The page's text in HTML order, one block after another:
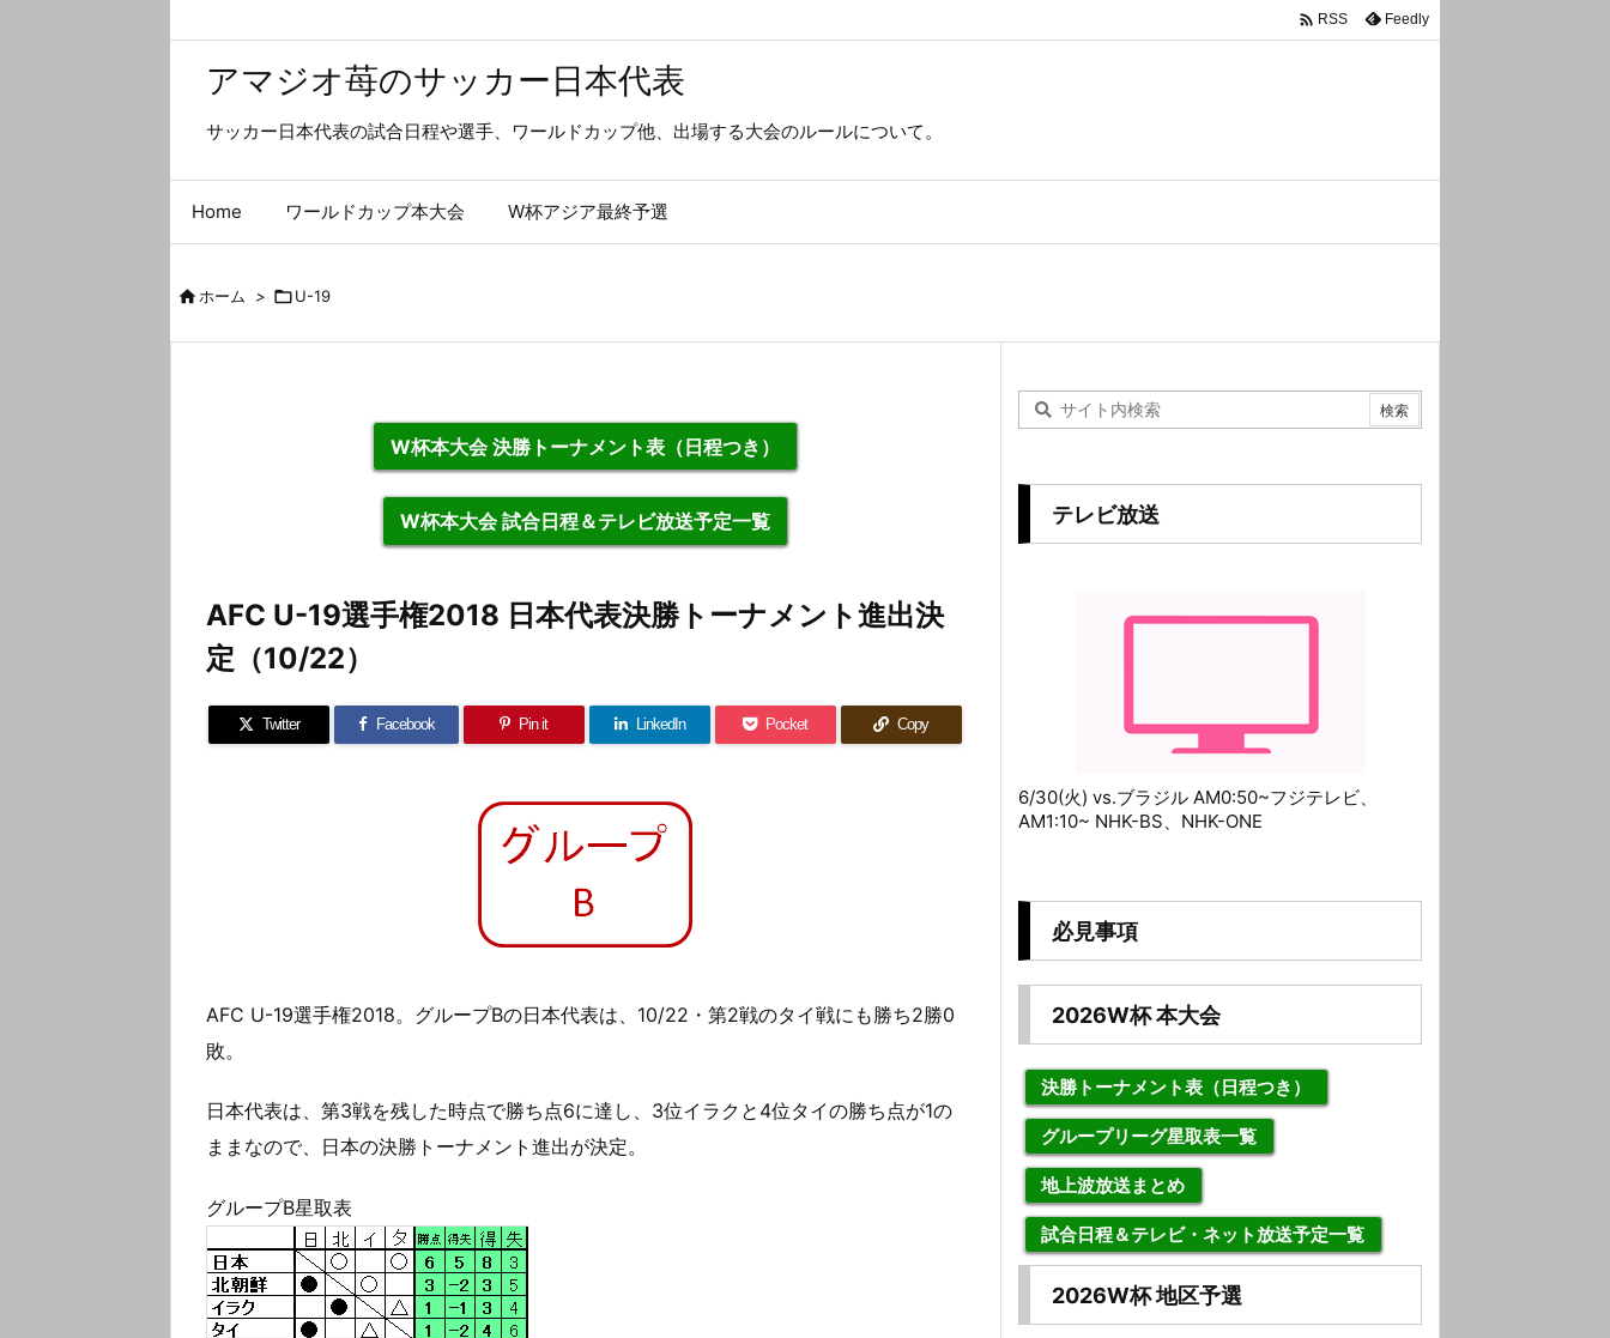
アマジオ苺のサッカー日本代表
サッカー日本代表の試合日程や選手、ワールドカップ他、出場する大会のルールについて。
Home ワールドカップ本大会 W杯アジア最終予選
 RSS Feedly
ホーム > U-19
W杯本大会 決勝トーナメント表（日程つき）
W杯本大会 試合日程＆テレビ放送予定一覧
AFC U-19選手権2018 日本代表決勝トーナメント進出決
定（10/22）
Twitter Facebook Pin it LinkedIn Pocket Copy
AFC U-19選手権2018。グループBの日本代表は、10/22・第2戦のタイ戦にも勝ち2勝0
敗。
日本代表は、第3戦を残した時点で勝ち点6に達し、3位イラクと4位タイの勝ち点が1の
ままなので、日本の決勝トーナメント進出が決定。
グループB星取表
テレビ放送
6/30(火) vs.ブラジル AM0:50~フジテレビ、
AM1:10~ NHK-BS、NHK-ONE
必見事項
2026W杯 本大会
決勝トーナメント表（日程つき）
グループリーグ星取表一覧
地上波放送まとめ
試合日程＆テレビ・ネット放送予定一覧
2026W杯 地区予選